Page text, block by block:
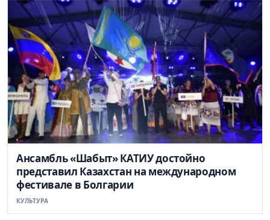
Ансамбль «Шабыт» КАТИУ достойно
представил Казахстан на международном
фестивале в Болгарии
КУЛЬТУРА